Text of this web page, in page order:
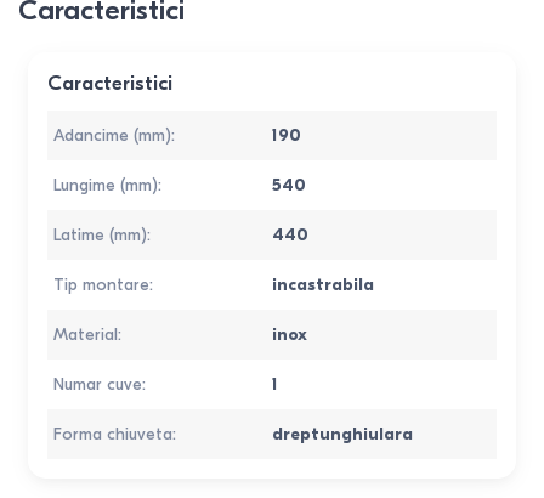
Caracteristici
Caracteristici
Adancime (mm): 190
Lungime (mm): 540
Latime (mm): 440
Tip montare: incastrabila
Material: inox
Numar cuve: 1
Forma chiuveta: dreptunghiulara